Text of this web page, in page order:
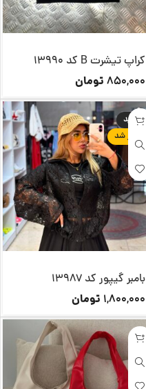
کراپ تیشرت B کد 13990
850,000 تومان
جدید
تکرار شد
بامبر گیپور کد 13987
1,800,000 تومان